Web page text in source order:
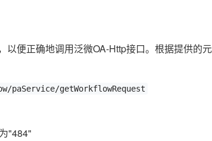
以便正确地调用泛微OA-Http接口。根据提供的
paService/getWorkflowRequest
"484"